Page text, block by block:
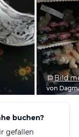
Bild
von
buchen?
gefallen